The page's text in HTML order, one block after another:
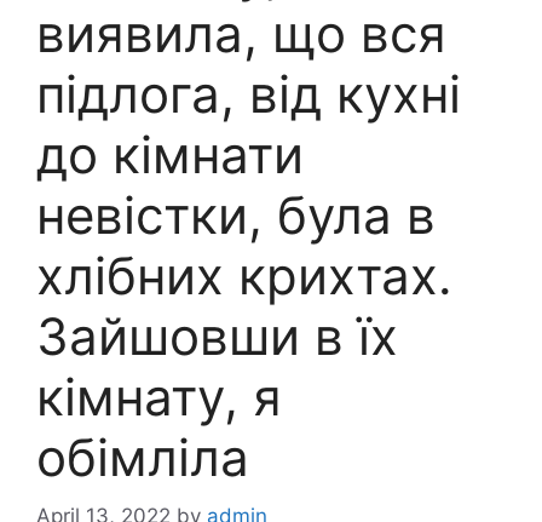
виявила, що вся
підлога, від кухні
до кімнати
невістки, була в
хлібних крихтах.
Зайшовши в їх
кімнату, я
обімліла
April 13, 2022 by admin